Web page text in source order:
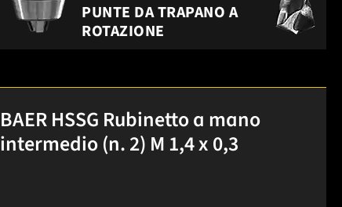
PUNTE DA TRAPANO A
ROTAZIONE
BAER HSSG Rubinetto a mano
intermedio (n. 2) M 1,4 x 0,3